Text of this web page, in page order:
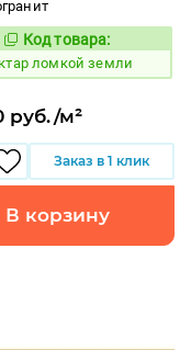
1131030
Код товара:
ломкой земли
руб./м²
Заказ в 1 клик
В корзину